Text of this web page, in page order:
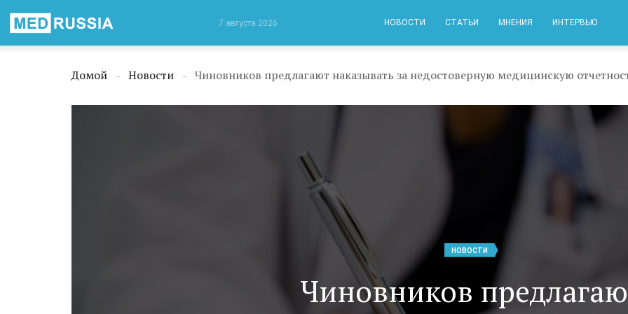
7 августа 2026 НОВОСТИ СТАТЬИ МНЕНИЯ ИНТЕРВЬЮ
Домой → Новости → Чиновников предлагают наказывать за недостоверную медицинскую
НОВОСТИ
Чиновников